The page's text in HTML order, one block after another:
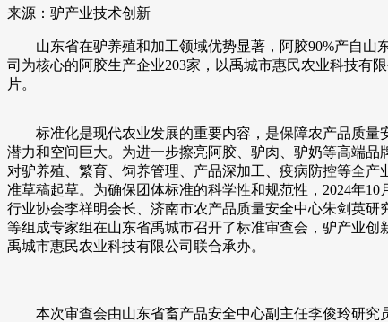
来源：驴产业技术创新
山东省在驴养殖和加工领域优势显著，阿胶90%产自山
司为核心的阿胶生产企业203家，以禹城市惠民农业科技有
片。
标准化是现代农业发展的重要内容，是保障农产品质量
潜力和空间巨大。为进一步擦亮阿胶、驴肉、驴奶等高端
对驴养殖、繁育、饲养管理、产品深加工、疫病防控等全
准草稿起草。为确保团体标准的科学性和规范性，2024年
行业协会李祥明会长、济南市农产品质量安全中心朱剑英
等组成专家组在山东省禹城市召开了标准审查会，驴产业
禹城市惠民农业科技有限公司联合承办。
本次审查会由山东省畜产品安全中心副主任李俊玲研究